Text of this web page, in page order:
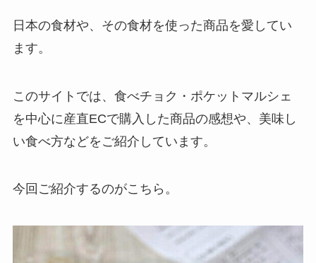
日本の食材や、その食材を使った商品を愛してい
ます。
このサイトでは、食べチョク・ポケットマルシェ
を中心に産直ECで購入した商品の感想や、美味し
い食べ方などをご紹介しています。
今回ご紹介するのがこちら。